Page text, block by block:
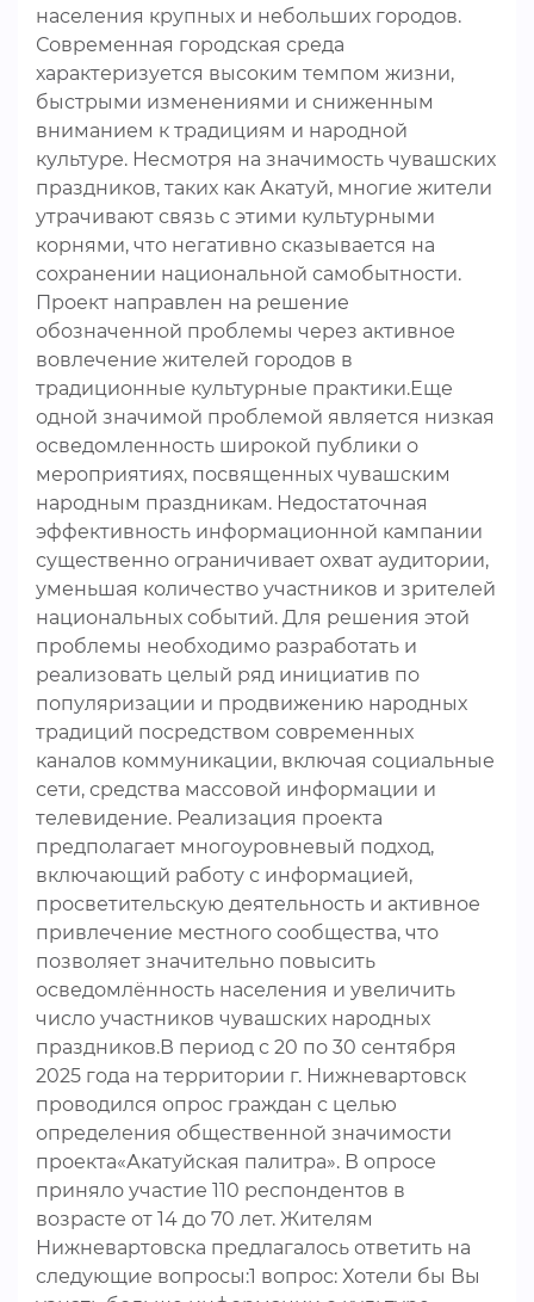
населения крупных и небольших городов.
Современная городская среда
характеризуется высоким темпом жизни,
быстрыми изменениями и сниженным
вниманием к традициям и народной
культуре. Несмотря на значимость чувашских
праздников, таких как Акатуй, многие жители
утрачивают связь с этими культурными
корнями, что негативно сказывается на
сохранении национальной самобытности.
Проект направлен на решение
обозначенной проблемы через активное
вовлечение жителей городов в
традиционные культурные практики.Еще
одной значимой проблемой является низкая
осведомленность широкой публики о
мероприятиях, посвященных чувашским
народным праздникам. Недостаточная
эффективность информационной кампании
существенно ограничивает охват аудитории,
уменьшая количество участников и зрителей
национальных событий. Для решения этой
проблемы необходимо разработать и
реализовать целый ряд инициатив по
популяризации и продвижению народных
традиций посредством современных
каналов коммуникации, включая социальные
сети, средства массовой информации и
телевидение. Реализация проекта
предполагает многоуровневый подход,
включающий работу с информацией,
просветительскую деятельность и активное
привлечение местного сообщества, что
позволяет значительно повысить
осведомлённость населения и увеличить
число участников чувашских народных
праздников.В период с 20 по 30 сентября
2025 года на территории г. Нижневартовск
проводился опрос граждан с целью
определения общественной значимости
проекта«Акатуйская палитра». В опросе
приняло участие 110 респондентов в
возрасте от 14 до 70 лет. Жителям
Нижневартовска предлагалось ответить на
следующие вопросы:1 вопрос: Хотели бы Вы